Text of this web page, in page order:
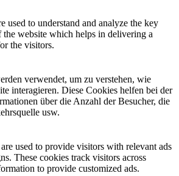
used to understand and analyze the key
the website which helps in delivering a
the visitors.
verwendet, um zu verstehen, wie
interagieren. Diese Cookies helfen bei der
über die Anzahl der Besucher, die
usw.
used to provide visitors with relevant ads
These cookies track visitors across
to provide customized ads.